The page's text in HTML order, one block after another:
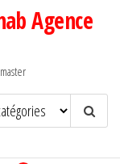
Agence